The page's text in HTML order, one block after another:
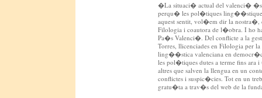
�La situaci� actual del valenci� �s
perqu� les pol�tiques ling��stiques
aquest sentit, vol�em dir la nostra�,
Filologia i coautora de l�obra. I ho
Pa�s Valenci�. Del conflicte a la
Torres, llicenciades en Filologia per
ling��stica valenciana en
les pol�tiques dutes a terme fins
altres que salven la llengua en un
conflictes i suspic�cies. Tot en un
gratu�ta a trav�s del web de la